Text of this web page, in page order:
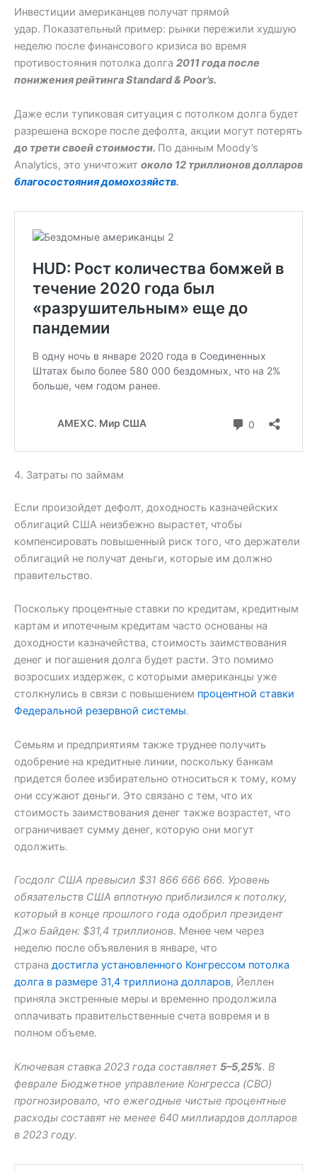
Инвестиции американцев получат прямой
удар. Показательный пример: рынки пережили худшую
неделю после финансового кризиса во время
противостояния потолка долга 2011 года после
понижения рейтинга Standard & Poor’s.
Даже если тупиковая ситуация с потолком долга будет
разрешена вскоре после дефолта, акции могут потерять
до трети своей стоимости. По данным Moody’s
Analytics, это уничтожит около 12 триллионов долларов
благосостояния домохозяйств.
4. Затраты по займам
Если произойдет дефолт, доходность казначейских
облигаций США неизбежно вырастет, чтобы
компенсировать повышенный риск того, что держатели
облигаций не получат деньги, которые им должно
правительство.
Поскольку процентные ставки по кредитам, кредитным
картам и ипотечным кредитам часто основаны на
доходности казначейства, стоимость заимствования
денег и погашения долга будет расти. Это помимо
возросших издержек, с которыми американцы уже
столкнулись в связи с повышением процентной ставки
Федеральной резервной системы.
Семьям и предприятиям также труднее получить
одобрение на кредитные линии, поскольку банкам
придется более избирательно относиться к тому, кому
они ссужают деньги. Это связано с тем, что их
стоимость заимствования денег также возрастет, что
ограничивает сумму денег, которую они могут
одолжить.
Госдолг США превысил $31 866 666 666. Уровень
обязательств США вплотную приблизился к потолку,
который в конце прошлого года одобрил президент
Джо Байден: $31,4 триллионов. Менее чем через
неделю после объявления в январе, что
страна достигла установленного Конгрессом потолка
долга в размере 31,4 триллиона долларов, Йеллен
приняла экстренные меры и временно продолжила
оплачивать правительственные счета вовремя и в
полном объеме.
Ключевая ставка 2023 года составляет 5–5,25%. В
феврале Бюджетное управление Конгресса (CBO)
прогнозировало, что ежегодные чистые процентные
расходы составят не менее 640 миллиардов долларов
в 2023 году.